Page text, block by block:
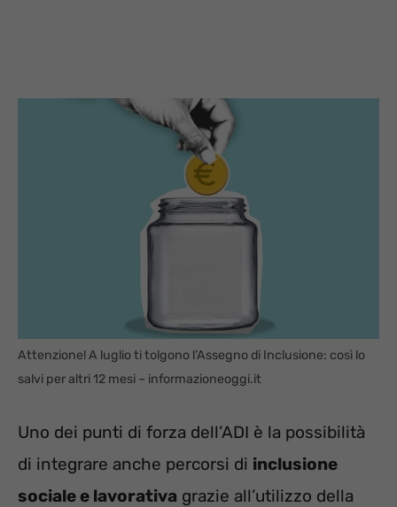
Attenzione! A luglio ti tolgono l’Assegno di Inclusione: così lo
salvi per altri 12 mesi – informazioneoggi.it
Uno dei punti di forza dell’ADI è la possibilità
di integrare anche percorsi di inclusione
sociale e lavorativa grazie all’utilizzo della